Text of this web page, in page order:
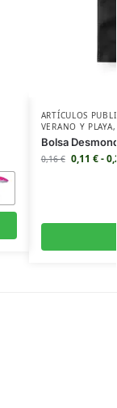
ARTÍCULOS
VERANO Y PLAYA
Bolsa
0,16€ 0,11 €-